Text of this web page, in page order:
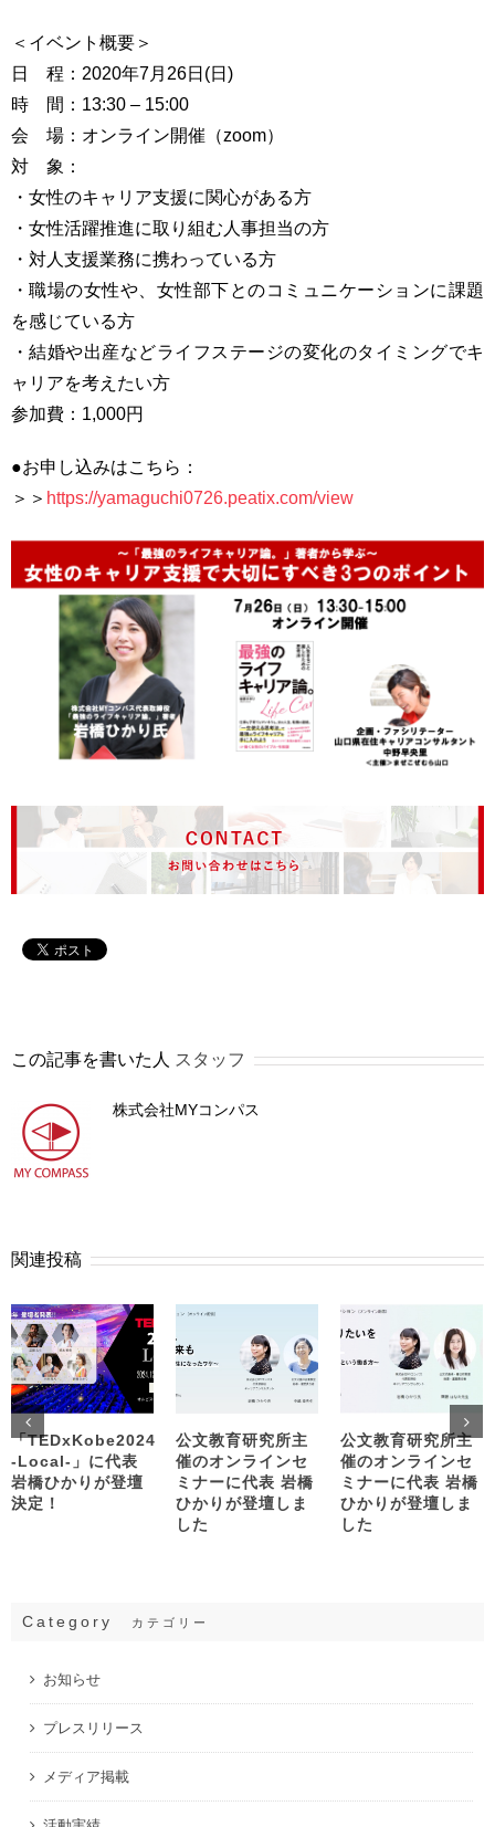
＜イベント概要＞
日 程：2020年7月26日(日)
時 間：13:30 – 15:00
会 場：オンライン開催（zoom）
対 象：
・女性のキャリア支援に関心がある方
・女性活躍推進に取り組む人事担当の方
・対人支援業務に携わっている方
・職場の女性や、女性部下とのコミュニケーションに課題
を感じている方
・結婚や出産などライフステージの変化のタイミングでキ
ャリアを考えたい方
参加費：1,000円
●お申し込みはこちら：
＞＞ https://yamaguchi0726.peatix.com/view
この記事を書いた人 スタッフ
株式会社MYコンパス
関連投稿
「TEDxKobe2024
-Local-」に代表
岩橋ひかりが登壇
決定！
公文教育研究所主
催のオンラインセ
ミナーに代表 岩橋
ひかりが登壇しま
した
公文教育研究所主
催のオンラインセ
ミナーに代表 岩橋
ひかりが登壇しま
した
Category カテゴリー
お知らせ
プレスリリース
メディア掲載